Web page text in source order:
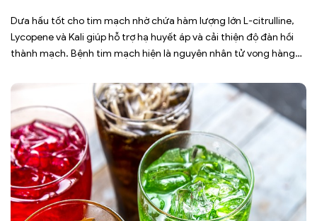
Dưa hấu tốt cho tim mạch nhờ chứa hàm lượng lớn L-citrulline,
Lycopene và Kali giúp hỗ trợ hạ huyết áp và cải thiện độ đàn hồi
thành mạch. Bệnh tim mạch hiện là nguyên nhân tử vong hàng
ngày có thể […]